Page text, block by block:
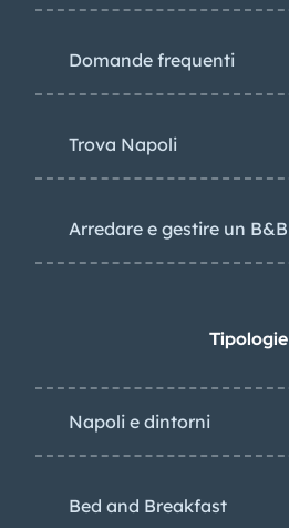
Domande frequenti
Trova Napoli
Arredare e gestire un B&B
Tipologie
Napoli e dintorni
Bed and Breakfast